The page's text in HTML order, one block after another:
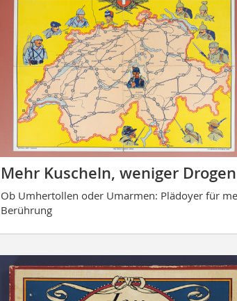
Mehr Kuscheln, weniger Drogen
Ob Umhertollen oder Umarmen: Plädoyer für
Berührung